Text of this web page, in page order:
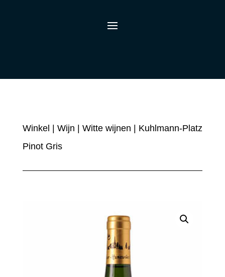
Winkel Wijn Witte wijnen | Kuhlmann-Platz
Pinot Gris